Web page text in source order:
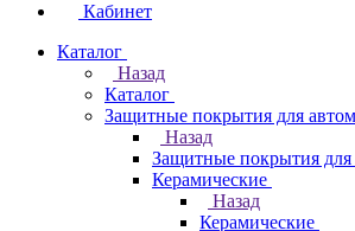
Кабинет
Каталог
Назад
Каталог
Защитные покрытия для
Назад
Защитные покрытия для
Керамические
Назад
Керамические